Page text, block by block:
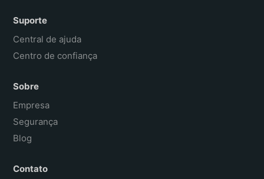
Suporte
Central de ajuda
Centro de confiança
Sobre
Empresa
Segurança
Blog
Contato